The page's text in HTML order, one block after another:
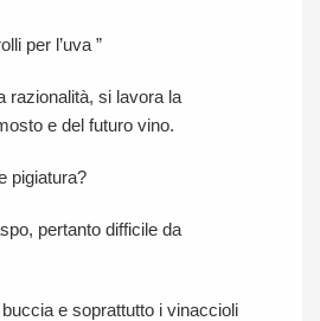
per l’uva ”
razionalità, si lavora la
e del futuro vino.
pigiatura?
pertanto difficile da
e soprattutto i vinaccioli